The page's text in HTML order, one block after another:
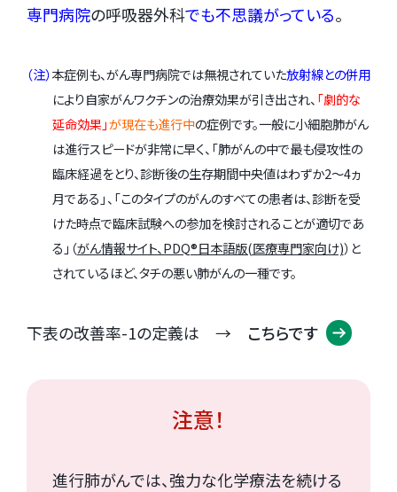
専門病院の呼吸器外科でも不思議がっている。
（注）本症例も、がん専門病院では無視されていた放射線との併用
により自家がんワクチンの治療効果が引き出され、 「劇的な
延命効果」が現在も進行中の症例です。一般に小細胞肺がん
は進行スピードが非常に早く、「肺がんの中で最も侵攻性の
臨床経過をとり、診断後の生存期間中央値はわずか2～4ヵ
月である」、「このタイプのがんのすべての患者は、診断を受
けた時点で臨床試験への参加を検討されることが適切であ
る」（がん情報サイト、PDQ®日本語版(医療専門家向け)）と
されているほど、タチの悪い肺がんの一種です。
下表の改善率-1の定義は → こちらです
注意！
進行肺がんでは、強力な化学療法を続ける